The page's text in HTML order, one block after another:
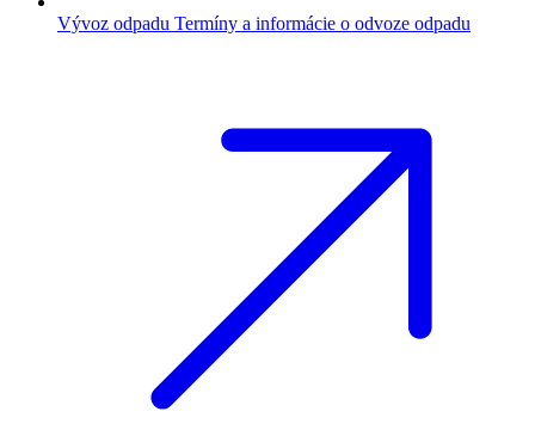
Vývoz odpadu Termíny a informácie o odvoze odpadu